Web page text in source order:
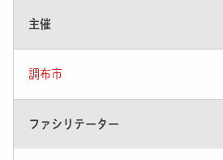
主催
調布市
ファシリテーター